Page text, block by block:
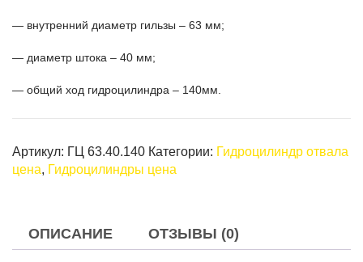
— внутренний диаметр гильзы – 63 мм;
— диаметр штока – 40 мм;
— общий ход гидроцилиндра – 140мм.
Артикул: ГЦ 63.40.140 Категории: Гидроцилиндр отвала
цена, Гидроцилиндры цена
ОПИСАНИЕ ОТЗЫВЫ (0)